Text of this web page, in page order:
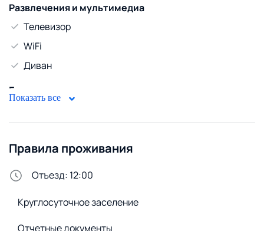
Развлечения и мультимедиа
Телевизор
WiFi
Диван
Безопасность
Утюг
Сменное постельное белье
Показать все
Правила проживания
Отъезд: 12:00
Круглосуточное заселение
Отчетные документы